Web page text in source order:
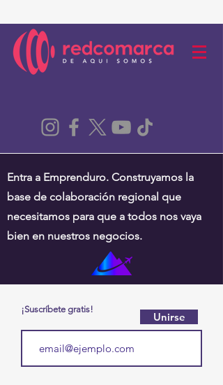
Entra a Emprenduro. Construyamos la
base de colaboración regional que
necesitamos para que a todos nos vaya
bien en nuestros negocios.
¡Suscríbete gratis!
Unirse